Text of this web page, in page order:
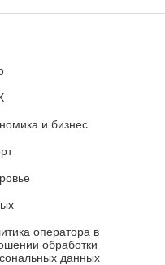
и бизнес
оператора в
обработки
данных